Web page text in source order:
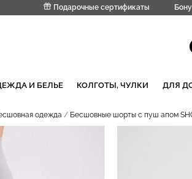
Подарочные сертификаты
И БЕЛЬЕ КОЛГОТЫ, ЧУЛКИ ДЛЯ
одежда Бесшовные шорты с пуш апом